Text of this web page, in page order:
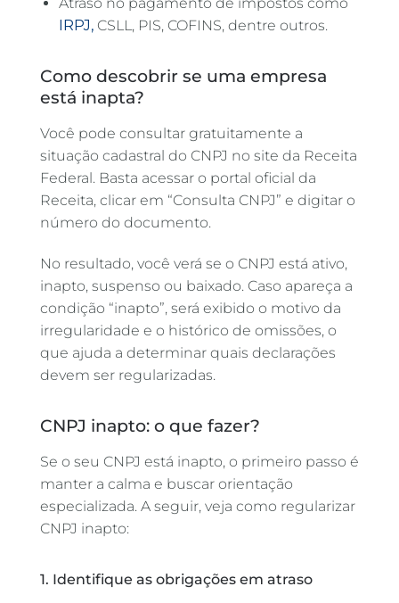
Atraso no pagamento de impostos como
IRPJ,CSLL, PIS, COFINS, dentre outros.
Como descobrir se uma empresa
está inapta?
Você pode consultar gratuitamente a
situação cadastral do CNPJ no site da Receita
Federal. Basta acessar o portal oficial da
Receita, clicar em “Consulta CNPJ” e digitar o
número do documento.
No resultado, você verá se o CNPJ está ativo,
inapto, suspenso ou baixado. Caso apareça a
condição “inapto”, será exibido o motivo da
irregularidade e o histórico de omissões, o
que ajuda a determinar quais declarações
devem ser regularizadas.
CNPJ inapto: o que fazer?
Se o seu CNPJ está inapto, o primeiro passo é
manter a calma e buscar orientação
especializada. A seguir, veja como regularizar
CNPJ inapto:
1. Identifique as obrigações em atraso